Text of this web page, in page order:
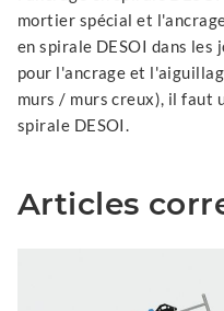
mortier spécial et
en spirale DESOI dans
pour l'ancrage et
murs / murs creux), il faut
spirale DESOI.
Articles